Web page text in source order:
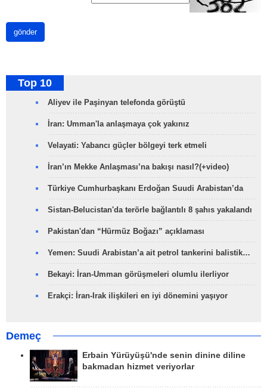
gönder
Top 10
Aliyev ile Paşinyan telefonda görüştü
İran: Umman'la anlaşmaya çok yakınız
Velayati: Yabancı güçler bölgeyi terk etmeli
İran’ın Mekke Anlaşması’na bakışı nasıl?(+video)
Türkiye Cumhurbaşkanı Erdoğan Suudi Arabistan’da
Sistan-Belucistan'da terörle bağlantılı 8 şahıs yakalandı
Pakistan'dan “Hürmüz Boğazı” açıklaması
Yemen: Suudi Arabistan’a ait petrol tankerini balistik…
Bekayi: İran-Umman görüşmeleri olumlu ilerliyor
Erakçi: İran-Irak ilişkileri en iyi dönemini yaşıyor
Demeç
Erbain Yürüyüşü'nde senin dinine diline
bakmadan hizmet veriyorlar